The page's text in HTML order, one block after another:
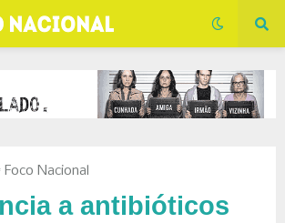
Foco Nacional
a antibióticos